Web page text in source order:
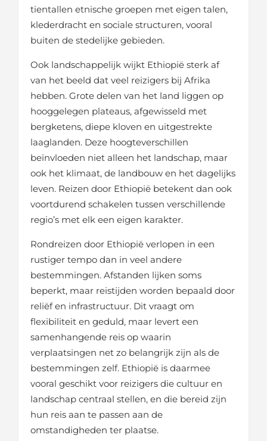
tientallen etnische groepen met eigen talen,
klederdracht en sociale structuren, vooral
buiten de stedelijke gebieden.
Ook landschappelijk wijkt Ethiopië sterk af
van het beeld dat veel reizigers bij Afrika
hebben. Grote delen van het land liggen op
hooggelegen plateaus, afgewisseld met
bergketens, diepe kloven en uitgestrekte
laaglanden. Deze hoogteverschillen
beïnvloeden niet alleen het landschap, maar
ook het klimaat, de landbouw en het dagelijks
leven. Reizen door Ethiopië betekent dan ook
voortdurend schakelen tussen verschillende
regio’s met elk een eigen karakter.
Rondreizen door Ethiopië verlopen in een
rustiger tempo dan in veel andere
bestemmingen. Afstanden lijken soms
beperkt, maar reistijden worden bepaald door
reliëf en infrastructuur. Dit vraagt om
flexibiliteit en geduld, maar levert een
samenhangende reis op waarin
verplaatsingen net zo belangrijk zijn als de
bestemmingen zelf. Ethiopië is daarmee
vooral geschikt voor reizigers die cultuur en
landschap centraal stellen, en die bereid zijn
hun reis aan te passen aan de
omstandigheden ter plaatse.